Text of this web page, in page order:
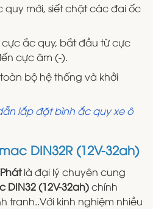
quy mới, siết chặt các đai ốc
cực ắc quy, bắt đầu từ cực
cực âm (-).
toàn bộ hệ thống và khởi
lắp đặt bình ắc quy xe ô
DIN32R (12V-32ah)
là đại lý chuyên cung
DIN32 (12V-32ah)chính
tranh..Với kinh nghiệm nhiều